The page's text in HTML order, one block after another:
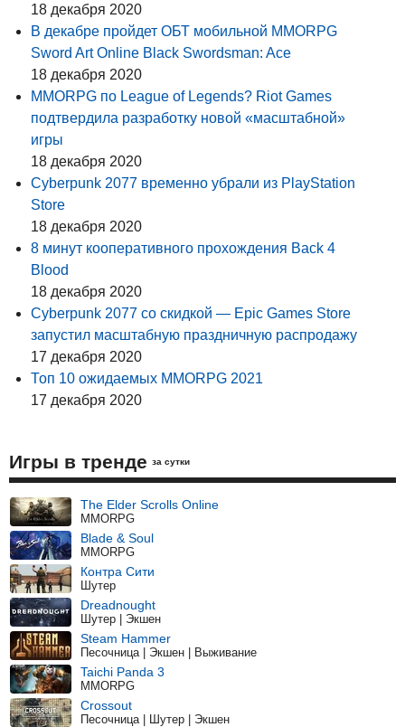
18 декабря 2020
В декабре пройдет ОБТ мобильной MMORPG
Sword Art Online Black Swordsman: Ace
18 декабря 2020
MMORPG по League of Legends? Riot Games
подтвердила разработку новой «масштабной»
игры
18 декабря 2020
Cyberpunk 2077 временно убрали из PlayStation
Store
18 декабря 2020
8 минут кооперативного прохождения Back 4
Blood
18 декабря 2020
Cyberpunk 2077 со скидкой — Epic Games Store
запустил масштабную праздничную распродажу
17 декабря 2020
Топ 10 ожидаемых MMORPG 2021
17 декабря 2020
Игры в тренде за сутки
The Elder Scrolls Online
MMORPG
Blade & Soul
MMORPG
Контра Сити
Шутер
Dreadnought
Шутер | Экшен
Steam Hammer
Песочница | Экшен | Выживание
Taichi Panda 3
MMORPG
Crossout
Песочница | Шутер | Экшен